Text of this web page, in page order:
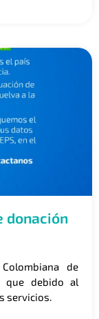
donación
de
que debido al
servicios.